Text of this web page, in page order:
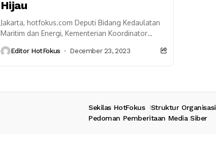
Hijau
Jakarta, hotfokus.com Deputi Bidang Kedaulatan
Maritim dan Energi, Kementerian Koordinator
mengatakan, bahwa dengan komitmen kuat untuk
Editor HotFokus December 23, 2023
Sekilas HotFokus Struktur Organisasi
Pedoman Pemberitaan Media Siber